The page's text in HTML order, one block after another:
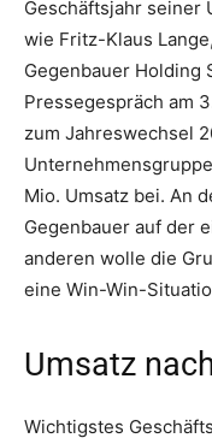
Geschäftsjahr seiner
wie Fritz-Klaus
Gegenbauer Holding
Pressegespräch am
zum Jahreswechsel
Mio. Umsatz bei. An
Gegenbauer auf der
anderen wolle die
eine Win-Win-
Umsatz
Wichtigstes